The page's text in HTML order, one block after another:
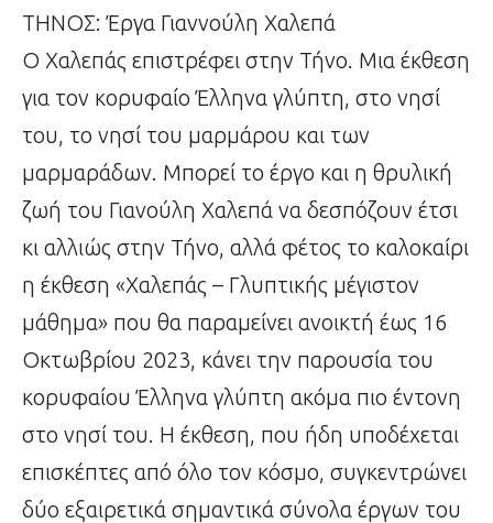
ΤΗΝΟΣ: Έργα Γιαννούλη Χαλεπά
Ο Χαλεπάς επιστρέφει στην Τήνο. Μια έκθεση
για τον κορυφαίο Έλληνα γλύπτη, στο νησί
του, το νησί του μαρμάρου και των
μαρμαράδων. Μπορεί το έργο και η θρυλική
ζωή του Γιανούλη Χαλεπά να δεσπόζουν έτσι
κι αλλιώς στην Τήνο, αλλά φέτος το καλοκαίρι
η έκθεση «Χαλεπάς – Γλυπτικής μέγιστον
μάθημα» που θα παραμείνει ανοικτή έως 16
Οκτωβρίου 2023, κάνει την παρουσία του
κορυφαίου Έλληνα γλύπτη ακόμα πιο έντονη
στο νησί του. Η έκθεση, που ήδη υποδέχεται
επισκέπτες από όλο τον κόσμο, συγκεντρώνει
δύο εξαιρετικά σημαντικά σύνολα έργων του